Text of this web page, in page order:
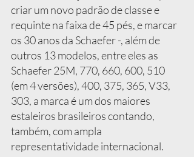
criar um novo padrão de classe e
requinte na faixa de 45 pés, e marcar
os 30 anos da Schaefer -, além de
outros 13 modelos, entre eles as
Schaefer 25M, 770, 660, 600, 510
(em 4 versões), 400, 375, 365, V33,
303, a marca é um dos maiores
estaleiros brasileiros contando,
também, com ampla
representatividade internacional.